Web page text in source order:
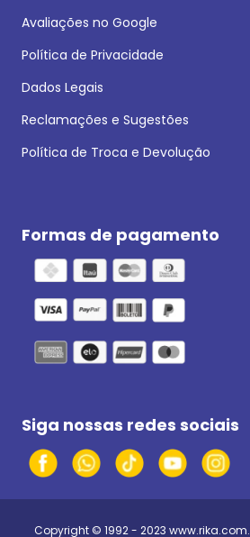
Avaliações no Google
Política de Privacidade
Dados Legais
Reclamações e Sugestões
Política de Troca e Devolução
Formas de pagamento
Siga nossas redes sociais
Copyright © 1992 - 2023